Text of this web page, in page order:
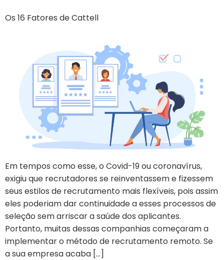
Os 16 Fatores de Cattell
Em tempos como esse, o Covid-19 ou coronavírus,
exigiu que recrutadores se reinventassem e fizessem
seus estilos de recrutamento mais flexíveis, pois assim
eles poderiam dar continuidade a esses processos de
seleção sem arriscar a saúde dos aplicantes.
Portanto, muitas dessas companhias começaram a
implementar o método de recrutamento remoto. Se
a sua empresa acaba […]